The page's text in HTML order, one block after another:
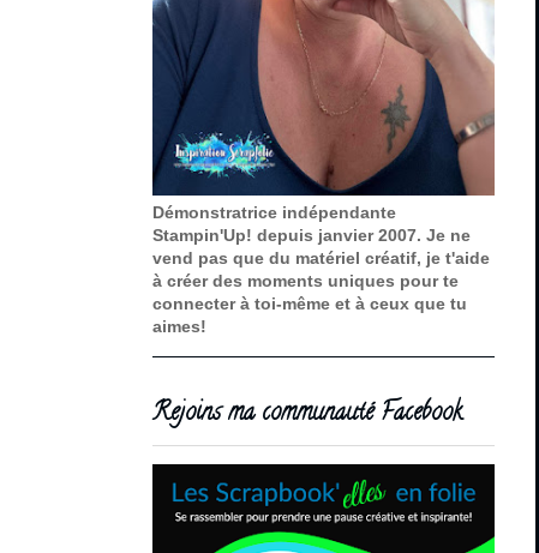
Démonstratrice indépendante
Stampin'Up! depuis janvier 2007. Je ne
vend pas que du matériel créatif, je t'aide
à créer des moments uniques pour te
connecter à toi-même et à ceux que tu
aimes!
Rejoins ma communauté Facebook